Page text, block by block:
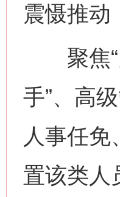
震慑推动
聚焦“
手”、高
人事任
置该类人